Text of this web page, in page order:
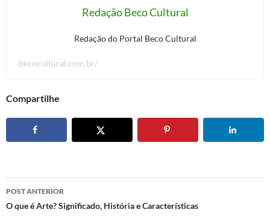
Redação Beco Cultural
Redação do Portal Beco Cultural
becocultural.com.br/
Compartilhe
Navegação
de
POST ANTERIOR
O que é Arte? Significado, História e Características